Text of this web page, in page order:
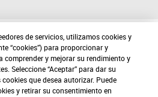
de servicios, utilizamos cookies y
“cookies”) para proporcionar y
comprender y mejorar su rendimiento y
Seleccione “Aceptar” para dar su
que desea autorizar. Puede
y retirar su consentimiento en